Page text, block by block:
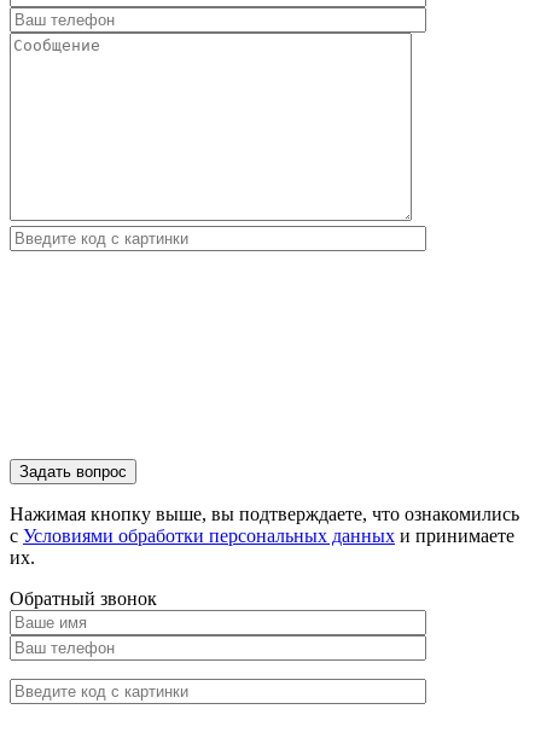
Нажимая кнопку выше, вы подтверждаете, что ознакомились
с Условиями обработки персональных данных и принимаете
их.
Обратный звонок